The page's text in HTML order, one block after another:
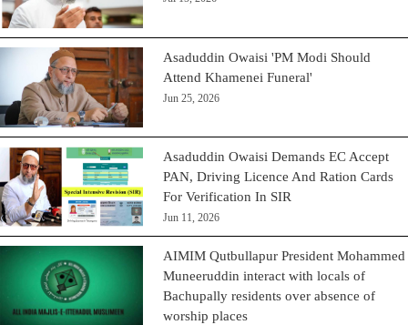
Asaduddin Owaisi 'PM Modi Should
Attend Khamenei Funeral'
Jun 25, 2026
Asaduddin Owaisi Demands EC Accept
PAN, Driving Licence And Ration Cards
For Verification In SIR
Jun 11, 2026
AIMIM Qutbullapur President Mohammed
Muneeruddin interact with locals of
Bachupally residents over absence of
worship places